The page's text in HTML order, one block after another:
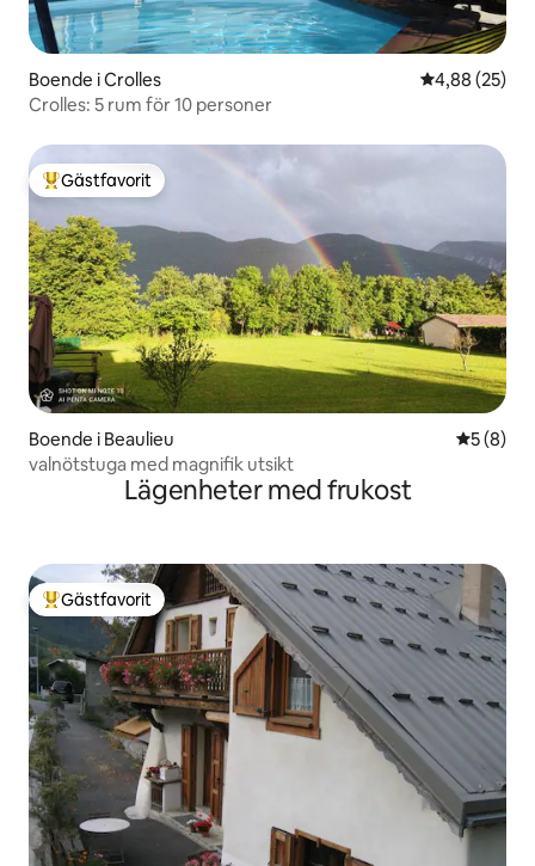
Boende i Crolles 4,88 av 5 i
4,88 (25)
Crolles: 5 rum för 10 personer
Populär gästfavorit
Gästfavorit
Boende i Beaulieu 5 av 5 i
5 (8)
valnötstuga med magnifik utsikt
Lägenheter med frukost
Populär gästfavorit
Gästfavorit